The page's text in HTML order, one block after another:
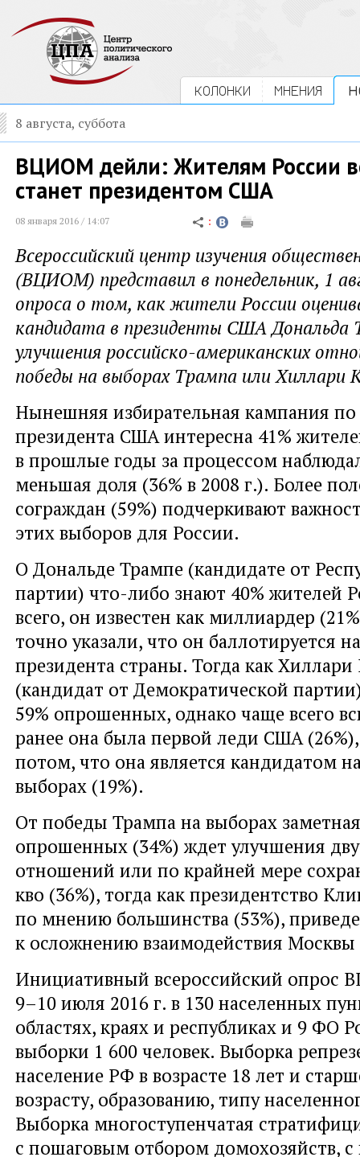
КОЛОНКИ МНЕНИЯ
8 августа, суббота
ВЦИОМ дейли: Жителям России
станет президентом США
08 января 2016 / 14:07
Всероссийский центр изучения
(ВЦИОМ) представил в понедельник, 1
опроса о том, как жители России
кандидата в президенты США Дональда
улучшения российско-американских
победы на выборах Трампа или Хиллари
Нынешняя избирательная кампания
президента США интересна 41%
в прошлые годы за процессом
меньшая доля (36% в 2008 г.). Более
сограждан (59%) подчеркивают
этих выборов для России.
О Дональде Трампе (кандидате от
партии) что-либо знают 40% жителей
всего, он известен как миллиардер
точно указали, что он баллотируется
президента страны. Тогда как
(кандидат от Демократической
59% опрошенных, однако чаще всего
ранее она была первой леди США
потом, что она является кандидатом
выборах (19%).
От победы Трампа на выборах
опрошенных (34%) ждет улучшения
отношений или по крайней мере
кво (36%), тогда как президентство
по мнению большинства (53%),
к осложнению взаимодействия
Инициативный всероссийский опрос
9–10 июля 2016 г. в 130 населенных
областях, краях и республиках и 9 ФО
выборки 1 600 человек. Выборка
население РФ в возрасте 18 лет и
возрасту, образованию, типу
Выборка многоступенчатая
с пошаговым отбором домохозяйств,